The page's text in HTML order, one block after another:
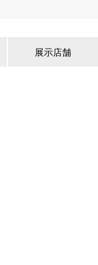
展示店舗